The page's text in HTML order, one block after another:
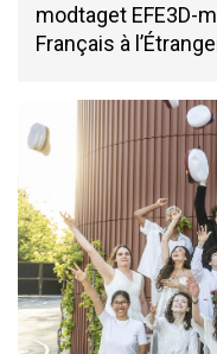
modtaget EFE3D-
Français à